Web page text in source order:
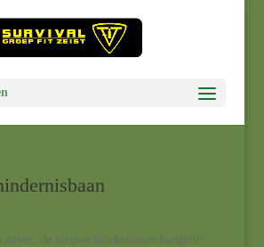
zover: de nieuwe hindernissen hangen!!